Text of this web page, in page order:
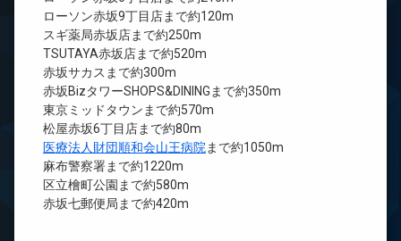
ローソン赤坂9丁目店まで約120m
スギ薬局赤坂店まで約250m
TSUTAYA赤坂店まで約520m
赤坂サカスまで約300m
赤坂BizタワーSHOPS&DININGまで約350m
東京ミッドタウンまで約570m
松屋赤坂6丁目店まで約80m
医療法人財団順和会山王病院 まで約1050m
麻布警察署まで約1220m
区立檜町公園まで約580m
赤坂七郵便局まで約420m